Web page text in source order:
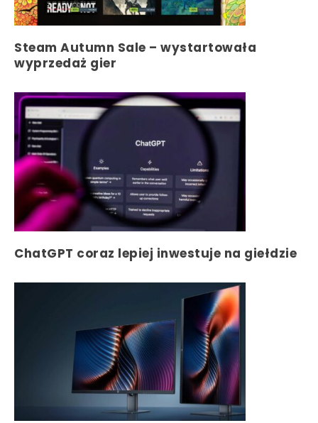
Steam Autumn Sale – wystartowała
wyprzedaż gier
ChatGPT coraz lepiej inwestuje na giełdzie